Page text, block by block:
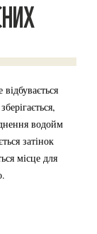
водойм
затінок
місце для